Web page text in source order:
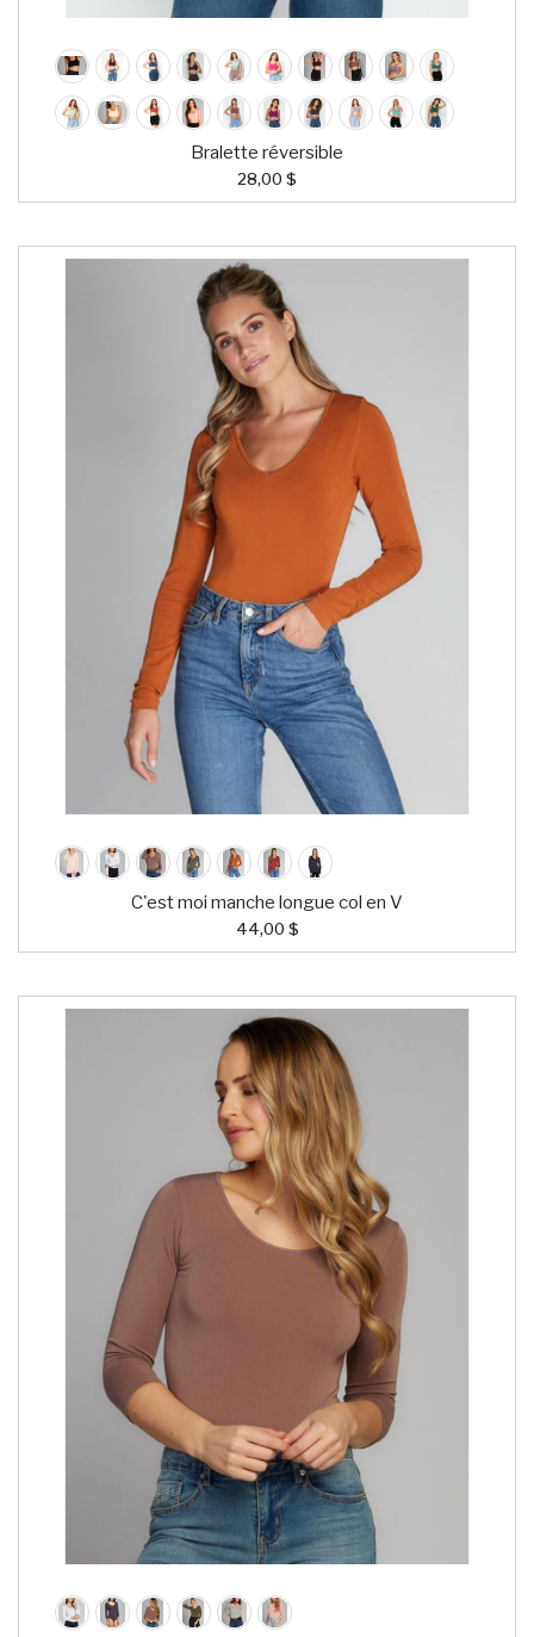
Bralette réversible
28,00 $
C'est moi manche longue col en V
44,00 $